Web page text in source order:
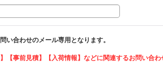
い合わせのメール専用となります。
】【事前見積】【入荷情報】などに関連するお問い合